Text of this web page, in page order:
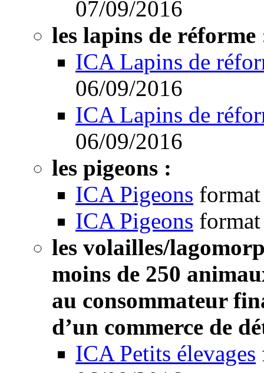
07/09/2016
les lapins de réforme
ICA Lapins de
06/09/2016
ICA Lapins de
06/09/2016
les pigeons :
ICA Pigeons
ICA Pigeons
les volailles/
moins de 250
au consommateur
d’un commerce de
ICA Petits élevages